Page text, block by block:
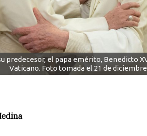
predecesor, el papa emérito, Benedicto
Vaticano. Foto tomada el 21 de